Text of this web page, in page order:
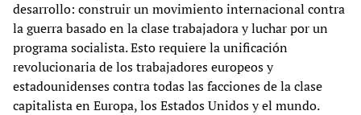
desarrollo: construir un movimiento internacional contra
la guerra basado en la clase trabajadora y luchar por un
programa socialista. Esto requiere la unificación
revolucionaria de los trabajadores europeos y
estadounidenses contra todas las facciones de la clase
capitalista en Europa, los Estados Unidos y el mundo.